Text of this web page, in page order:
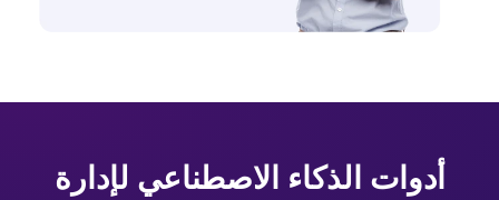
أدوات الذكاء الاصطناعي لإدارة